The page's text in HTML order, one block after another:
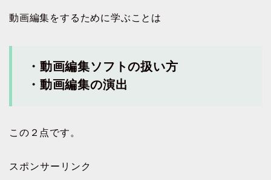
動画編集をするために学ぶことは
・動画編集ソフトの扱い方
・動画編集の演出
この２点です。
スポンサーリンク